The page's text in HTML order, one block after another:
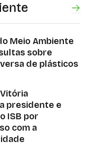
Meio Ambiente
sobre
de plásticos
presidente e
ISB por
com a